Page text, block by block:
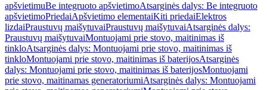
apšvietimuBe integruoto apšvietimoAtsarginės dalys: Be integruoto
apšvietimoPriedaiApšvietimo elementaiKiti priedaiElektros
lizdaiPraustuvų maišytuvaiPraustuvų maišytuvaiAtsarginės dalys:
Praustuvų maišytuvaiMontuojami prie stovo, maitinimas iš
tinkloAtsarginės dalys: Montuojami prie stovo, maitinimas iš
tinkloMontuojami prie stovo, maitinimas iš baterijosAtsarginės
dalys: Montuojami prie stovo, maitinimas iš baterijosMontuojami
prie stovo, maitinamas generatoriumiAtsarginės dalys: Montuojami